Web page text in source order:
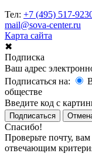
Тел: +7 (495) 517-
mail@sova-center.ru
Карта сайта
✖
Подписка
Ваш адрес
Подписаться на:
обществе
Введите код с
Подписаться
Спасибо!
Проверьте почту,
отвечающим